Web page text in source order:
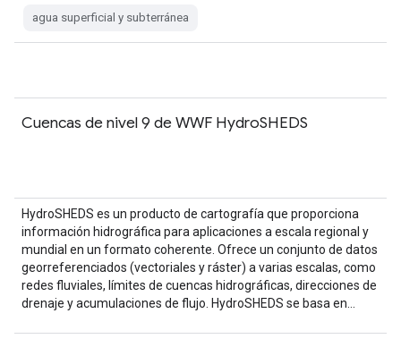
agua superficial y subterránea
Cuencas de nivel 9 de WWF HydroSHEDS
HydroSHEDS es un producto de cartografía que proporciona
información hidrográfica para aplicaciones a escala regional y
mundial en un formato coherente. Ofrece un conjunto de datos
georreferenciados (vectoriales y ráster) a varias escalas, como
redes fluviales, límites de cuencas hidrográficas, direcciones de
drenaje y acumulaciones de flujo. HydroSHEDS se basa en…